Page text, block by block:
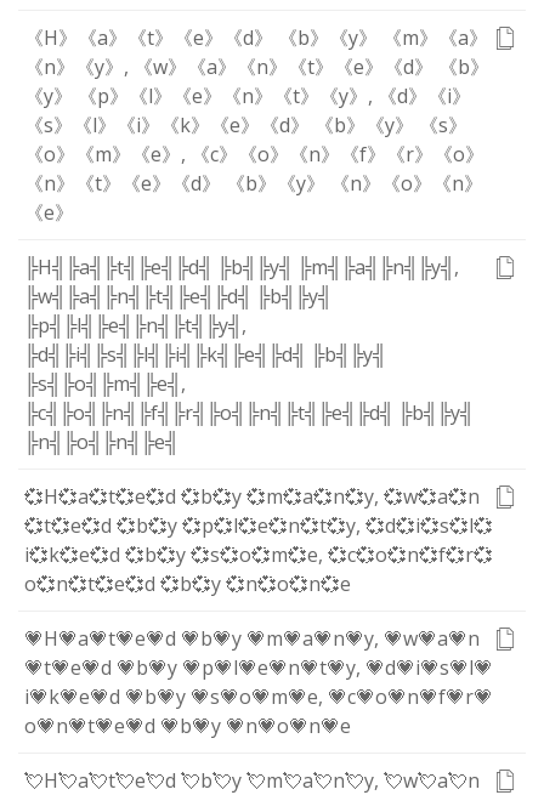
《H》 《a》 《t》 《e》 《d》 《b》 《y》 《m》
《a》
《n》
《y》 , 《w》 《a》 《n》 《t》 《e》 《d》
《b》
《y》
《p》 《l》 《e》 《n》 《t》 《y》 , 《d》
《i》
《s》
《l》 《i》 《k》 《e》 《d》 《b》 《y》
《s》
《o》
《m》 《e》 , 《c》 《o》 《n》 《f》 《r》
《o》
《n》
《t》 《e》 《d》 《b》 《y》 《n》 《o》
《n》
《e》
╠H╣ ╠a╣ ╠t╣ ╠e╣ ╠d╣ ╠b╣ ╠y╣ ╠m╣ ╠a╣ ╠n╣ ╠y╣ ,
╠w╣ ╠a╣ ╠n╣ ╠t╣ ╠e╣ ╠d╣ ╠b╣ ╠y╣
╠p╣ ╠l╣ ╠e╣ ╠n╣ ╠t╣ ╠y╣ ,
╠d╣ ╠i╣ ╠s╣ ╠l╣ ╠i╣ ╠k╣ ╠e╣ ╠d╣ ╠b╣ ╠y╣
╠s╣ ╠o╣ ╠m╣ ╠e╣ ,
╠c╣ ╠o╣ ╠n╣ ╠f╣ ╠r╣ ╠o╣ ╠n╣ ╠t╣ ╠e╣ ╠d╣ ╠b╣ ╠y╣
╠n╣ ╠o╣ ╠n╣ ╠e╣
💞H💞a💞t💞e💞d 💞b💞y💞m💞a💞n💞y, 💞w💞a💞n
💞t💞e💞d 💞b💞y💞p💞l💞e💞n💞t💞y, 💞d💞i💞s💞l💞
i💞k💞e💞d 💞b💞y💞s💞o💞m💞e, 💞c💞o💞n💞f💞r💞
o💞n💞t💞e💞d 💞b💞y💞n💞o💞n💞e
💗H💗a💗t💗e💗d 💗b💗y 💗m💗a💗n💗y, 💗w💗a💗n
💗t💗e💗d 💗b💗y 💗p💗l💗e💗n💗t💗y, 💗d💗i💗s💗l💗
i💗k💗e💗d 💗b💗y 💗s💗o💗m💗e, 💗c💗o💗n💗f💗r💗
o💗n💗t💗e💗d 💗b💗y 💗n💗o💗n💗e
💘H💘a💘t💘e💘d 💘b💘y💘m💘a💘n💘y, 💘w💘a💘n